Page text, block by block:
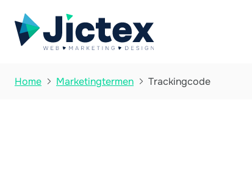
Home  Marketingtermen  Trackingcode